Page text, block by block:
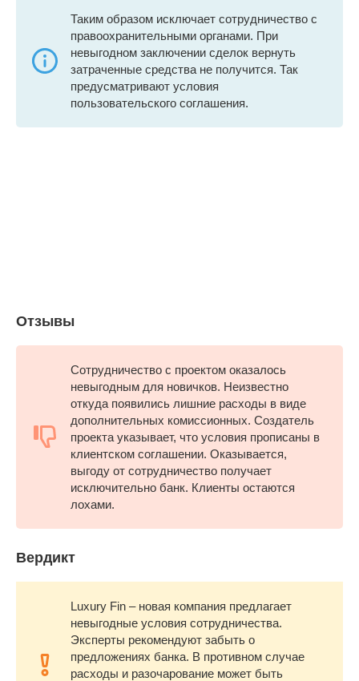
Таким образом исключает сотрудничество с
правоохранительными органами. При
невыгодном заключении сделок вернуть
затраченные средства не получится. Так
предусматривают условия
пользовательского соглашения.
Отзывы
Сотрудничество с проектом оказалось
невыгодным для новичков. Неизвестно
откуда появились лишние расходы в виде
дополнительных комиссионных. Создатель
проекта указывает, что условия прописаны в
клиентском соглашении. Оказывается,
выгоду от сотрудничество получает
исключительно банк. Клиенты остаются
лохами.
Вердикт
Luxury Fin – новая компания предлагает
невыгодные условия сотрудничества.
Эксперты рекомендуют забыть о
предложениях банка. В противном случае
расходы и разочарование может быть